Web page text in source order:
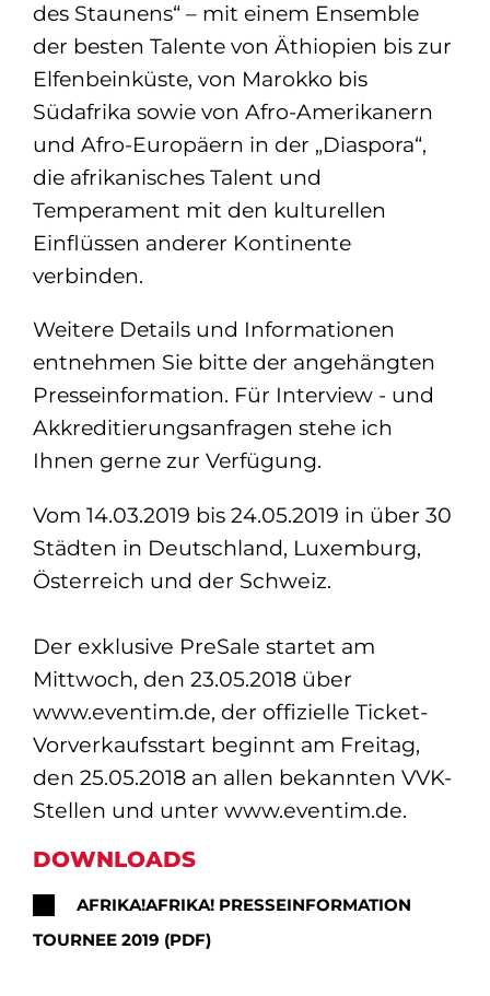
des Staunens“ – mit einem Ensemble
der besten Talente von Äthiopien bis zur
Elfenbeinküste, von Marokko bis
Südafrika sowie von Afro-Amerikanern
und Afro-Europäern in der „Diaspora“,
die afrikanisches Talent und
Temperament mit den kulturellen
Einflüssen anderer Kontinente
verbinden.
Weitere Details und Informationen
entnehmen Sie bitte der angehängten
Presseinformation. Für Interview - und
Akkreditierungsanfragen stehe ich
Ihnen gerne zur Verfügung.
Vom 14.03.2019 bis 24.05.2019 in über 30
Städten in Deutschland, Luxemburg,
Österreich und der Schweiz.
Der exklusive PreSale startet am
Mittwoch, den 23.05.2018 über
www.eventim.de, der offizielle Ticket-
Vorverkaufsstart beginnt am Freitag,
den 25.05.2018 an allen bekannten VVK-
Stellen und unter www.eventim.de.
DOWNLOADS
AFRIKA!AFRIKA! PRESSEINFORMATION
TOURNEE 2019 (PDF)